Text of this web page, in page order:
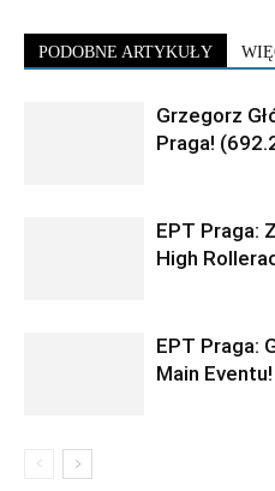
PODOBNE ARTYKUŁY
Grzegorz
Praga!
EPT Praga:
High
EPT Praga:
Main Eventu!